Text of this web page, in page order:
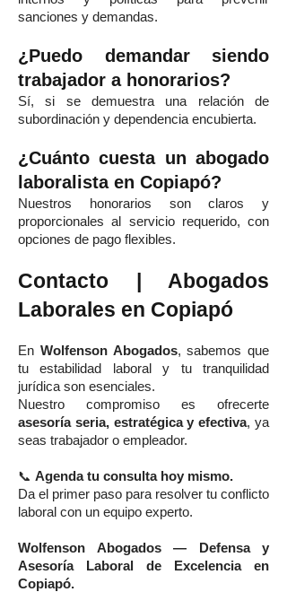
sanciones y demandas.
¿Puedo demandar siendo
trabajador a honorarios?
Sí, si se demuestra una relación de
subordinación y dependencia encubierta.
¿Cuánto cuesta un abogado
laboralista en Copiapó?
Nuestros honorarios son claros y
proporcionales al servicio requerido, con
opciones de pago flexibles.
Contacto | Abogados
Laborales en Copiapó
En Wolfenson Abogados, sabemos que
tu estabilidad laboral y tu tranquilidad
jurídica son esenciales.
Nuestro compromiso es ofrecerte
asesoría seria, estratégica y efectiva, ya
seas trabajador o empleador.
📞 Agenda tu consulta hoy mismo.
Da el primer paso para resolver tu conflicto
laboral con un equipo experto.
Wolfenson Abogados — Defensa y
Asesoría Laboral de Excelencia en
Copiapó.